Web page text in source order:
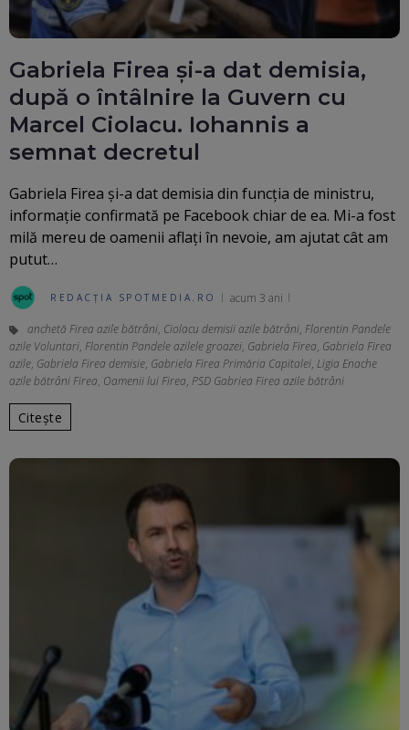
Gabriela Firea și-a dat demisia,
după o întâlnire la Guvern cu
Marcel Ciolacu. Iohannis a
semnat decretul
Gabriela Firea şi-a dat demisia din funcţia de ministru,
informaţie confirmată pe Facebook chiar de ea. Mi-a fost
milă mereu de oamenii aflați în nevoie, am ajutat cât am
putut…
REDACȚIA SPOTMEDIA.RO acum 3 ani
anchetă Firea azile bătrâni, Ciolacu demisii azile bătrâni, Florentin Pandele
azile Voluntari, Florentin Pandele azilele groazei, Gabriela Firea, Gabriela Firea
azile, Gabriela Firea demisie, Gabriela Firea Primăria Capitalei, Ligia Enache
azile bătrâni Firea, Oamenii lui Firea, PSD Gabriea Firea azile bătrâni
Citește